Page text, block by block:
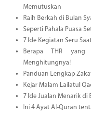
Memutuskan
Raih Berkah di Bulan
Seperti Pahala Puasa
7 Ide Kegiatan Seru
Berapa THR
Menghitungnya!
Panduan Lengkap
Kejar Malam Lailatul
7 Ide Jualan Menarik di
Ini 4 Ayat Al-Quran